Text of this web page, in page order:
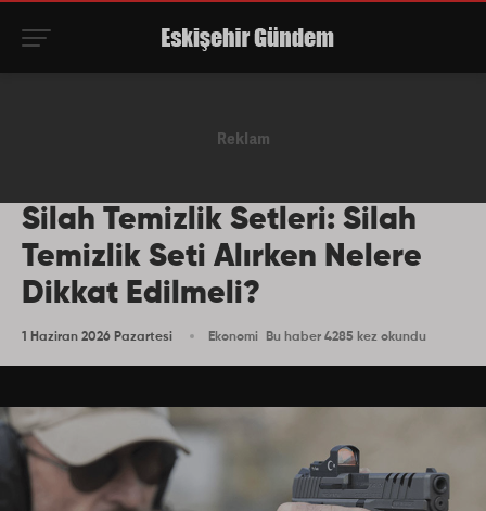
Silah Temizlik Setleri: Silah
Temizlik Seti Alırken Nelere
Dikkat Edilmeli?
1 Haziran 2026 Pazartesi Ekonomi Bu haber 4285 kez okundu